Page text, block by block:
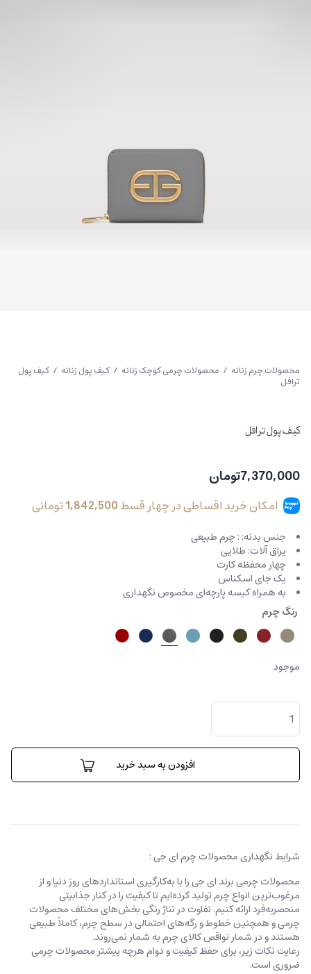
محصولات چرم زنانه / محصولات چرمی کوچک زنانه / کیف پول زنانه / کیف پول
ترافل
کیف پول ترافل
7,370,000تومان
امکان خرید اقساطی در چهار قسط1,842,500تومانی
جنس بدنه: : چرم طبیعی
یراق آلات: طلایی
چهار محفظه کارت
یک جای اسکناس
به همراه کیسه پارچه‌ای مخصوص نگهداری
رنگ چرم
موجود
کیف
پول
ترافل
عدد
افزودن به سبد خرید
شرایط نگهداری محصولات چرم ای جی :
محصولات چرمی برند ای جی را با به‌کارگیری استانداردهای روز دنیا و از
مرغوب‌ترین انواع چرم تولید کرده‌ایم تا کیفیت را در کنار جذابیتی
منحصربه‌فرد ارائه کنیم. تفاوت در تناژ رنگی بخش‌های مختلف محصولات
چرمی و همچنین خطوط و رگه‌‌های احتمالی در سطح چرم، کاملاً طبیعی
هستند و در شمار نواقص کالای چرم به شمار نمی‌روند.
رعایت نکات زیر، برای حفظ کیفیت و دوام هرچه بیشتر محصولات چرمی
ضروری است.